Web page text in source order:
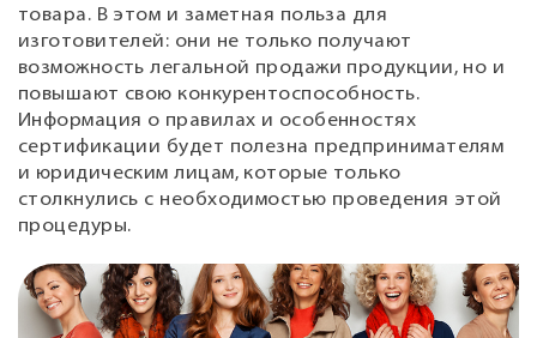
товара. В этом и заметная польза для
изготовителей: они не только получают
возможность легальной продажи продукции, но и
повышают свою конкурентоспособность.
Информация о правилах и особенностях
сертификации будет полезна предпринимателям
и юридическим лицам, которые только
столкнулись с необходимостью проведения этой
процедуры.